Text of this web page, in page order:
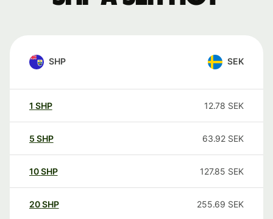
SHP SEK
1 SHP 12.78 SEK
5 SHP 63.92 SEK
10SHP 127.85 SEK
20SHP 255.69 SEK